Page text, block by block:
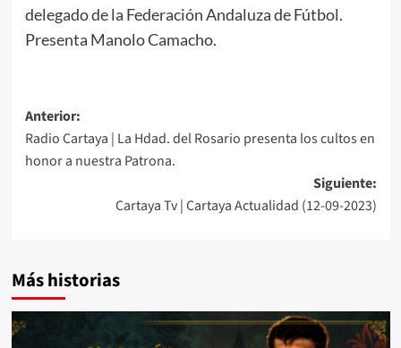
delegado de la Federación Andaluza de Fútbol.
Presenta Manolo Camacho.
Anterior:
Radio Cartaya | La Hdad. del Rosario presenta los cultos en
honor a nuestra Patrona.
Siguiente:
Cartaya Tv | Cartaya Actualidad (12-09-2023)
Más historias